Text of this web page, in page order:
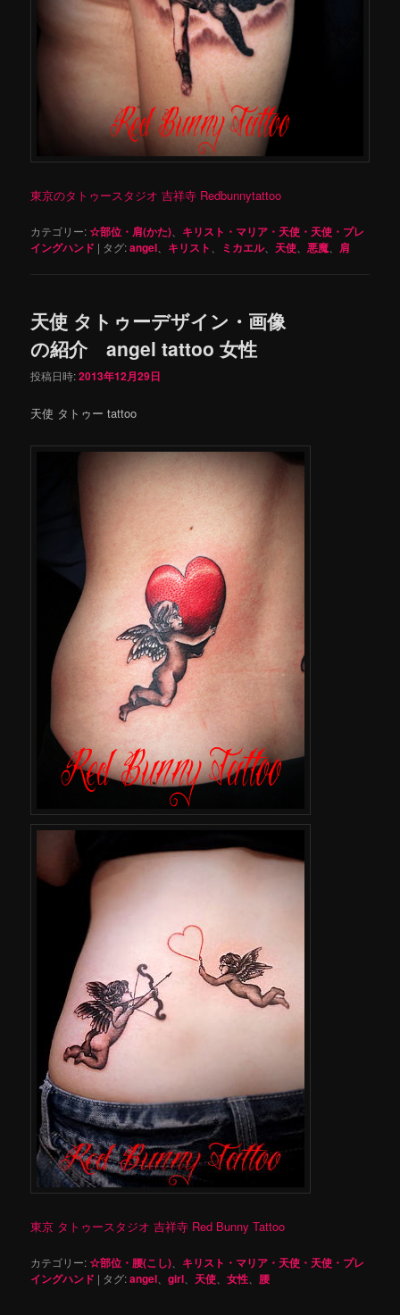
東京のタトゥースタジオ 吉祥寺 Redbunnytattoo
カテゴリー:☆部位・肩(かた)
キリスト・マリア・天使・天使・プレ
イングハンド | タグ:angel キリスト ミカエル、 天使 、悪魔 肩
天使 タトゥーデザイン・画像
の紹介 angel tattoo 女性
投稿日時:2013年12月29日
天使 タトゥー tattoo
東京 タトゥースタジオ 吉祥寺 Red Bunny Tattoo
カテゴリー:☆部位・腰(こし)
キリスト・マリア・天使・天使・プレ
イングハンド | タグ:angel 、girl 天使 、女性 腰